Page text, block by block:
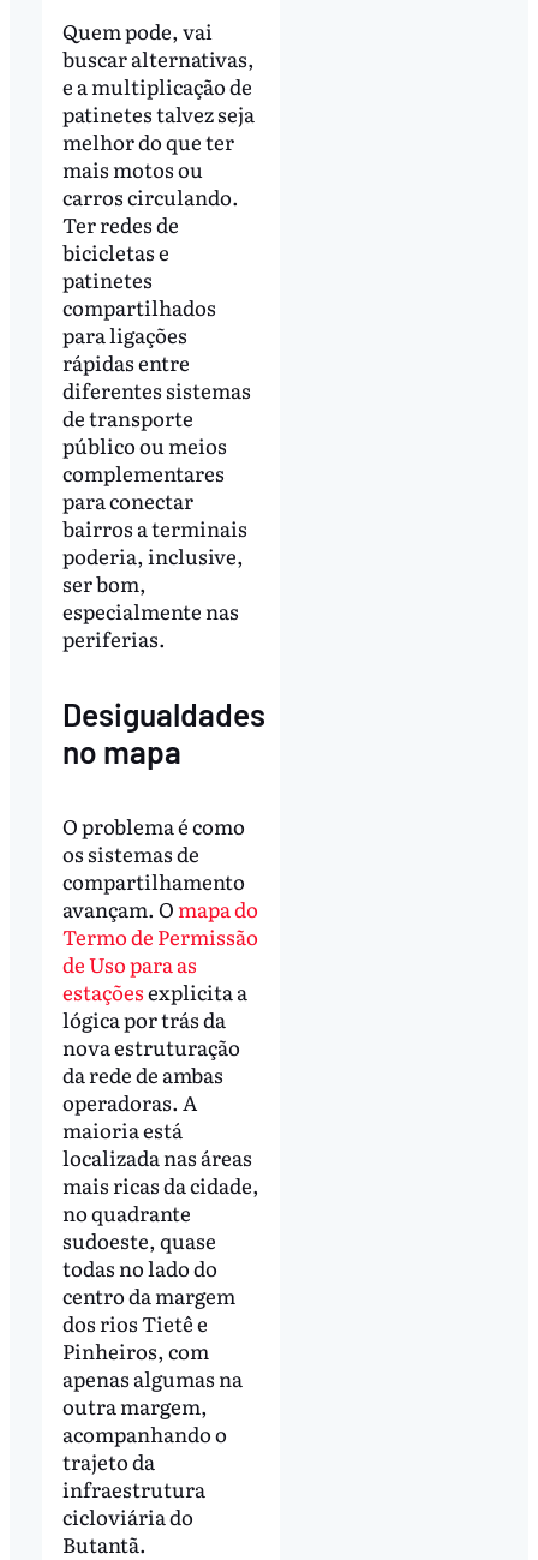
Quem pode, vai
buscar alternativas,
e a multiplicação de
patinetes talvez seja
melhor do que ter
mais motos ou
carros circulando.
Ter redes de
bicicletas e
patinetes
compartilhados
para ligações
rápidas entre
diferentes sistemas
de transporte
público ou meios
complementares
para conectar
bairros a terminais
poderia, inclusive,
ser bom,
especialmente nas
periferias.
Desigualdades
no mapa
O problema é como
os sistemas de
compartilhamento
avançam. O mapa do
Termo de Permissão
de Uso para as
estaçõesexplicita a
lógica por trás da
nova estruturação
da rede de ambas
operadoras. A
maioria está
localizada nas áreas
mais ricas da cidade,
no quadrante
sudoeste, quase
todas no lado do
centro da margem
dos rios Tietê e
Pinheiros, com
apenas algumas na
outra margem,
acompanhando o
trajeto da
infraestrutura
cicloviária do
Butantã.